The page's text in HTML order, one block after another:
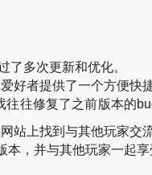
多次更新和优化。
好者提供了一个方便快捷
往修复了之前版本的
上找到与其他玩家交
，并与其他玩家一起享